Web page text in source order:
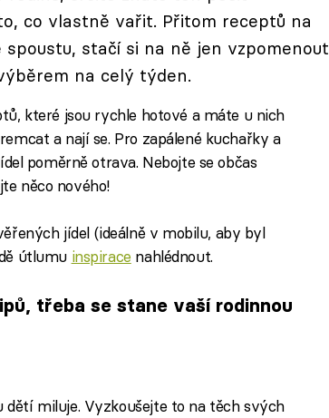
co vlastně vařit. Přitom receptů na
stačí si na ně jen vzpomenout
na celý týden.
které jsou rychle hotové a máte u nich
a nají se. Pro zapálené kuchařky a
poměrně otrava. Nebojte se občas
něco nového!
jídel (ideálně v mobilu, aby byl
útlumu inspiracenahlédnout.
třeba se stane vaší rodinnou
miluje. Vyzkoušejte to na těch svých